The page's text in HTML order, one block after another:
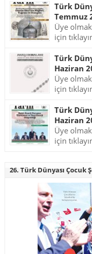
Türk
Temmuz
Üye
için
Türk
Haziran
Üye
için
Türk
Haziran
Üye
için
26. Türk Dünyası Çocuk